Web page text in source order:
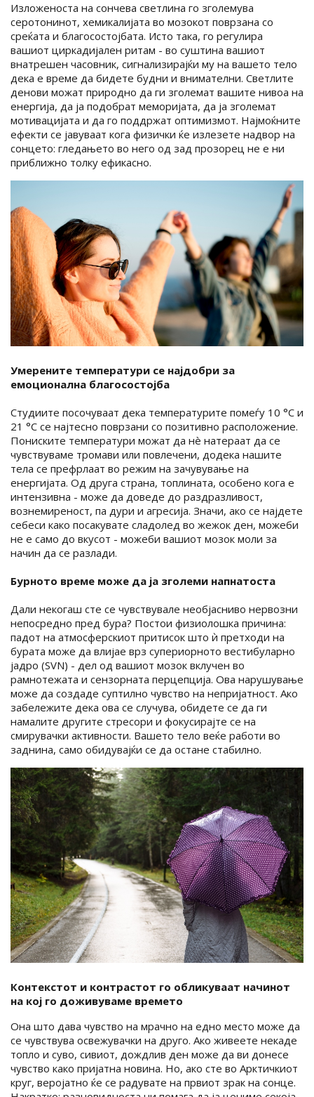
Изложеноста на сончева светлина го зголемува
серотонинот, хемикалијата во мозокот поврзана со
среќата и благосостојбата. Исто така, го регулира
вашиот циркадијален ритам - во суштина вашиот
внатрешен часовник, сигнализирајќи му на вашето тело
дека е време да бидете будни и внимателни. Светлите
денови можат природно да ги зголемат вашите нивоа на
енергија, да ја подобрат меморијата, да ја зголемат
мотивацијата и да го поддржат оптимизмот. Најмоќните
ефекти се јавуваат кога физички ќе излезете надвор на
сонцето: гледањето во него од зад прозорец не е ни
приближно толку ефикасно.
Умерените температури се најдобри за
емоционална благосостојба
Студиите посочуваат дека температурите помеѓу 10 °C и
21 °C се најтесно поврзани со позитивно расположение.
Пониските температури можат да нè натераат да се
чувствуваме тромави или повлечени, додека нашите
тела се префрлаат во режим на зачувување на
енергијата. Од друга страна, топлината, особено кога е
интензивна - може да доведе до раздразливост,
вознемиреност, па дури и агресија. Значи, ако се најдете
себеси како посакувате сладолед во жежок ден, можеби
не е само до вкусот - можеби вашиот мозок моли за
начин да се разлади.
Бурното време може да ја зголеми напнатоста
Дали некогаш сте се чувствувале необјасниво нервозни
непосредно пред бура? Постои физиолошка причина:
падот на атмосферскиот притисок што ѝ претходи на
бурата може да влијае врз супериорното вестибуларно
јадро (SVN) - дел од вашиот мозок вклучен во
рамнотежата и сензорната перцепција. Ова нарушување
може да создаде суптилно чувство на непријатност. Ако
забележите дека ова се случува, обидете се да ги
намалите другите стресори и фокусирајте се на
смирувачки активности. Вашето тело веќе работи во
заднина, само обидувајќи се да остане стабилно.
Контекстот и контрастот го обликуваат начинот
на кој го доживуваме времето
Она што дава чувство на мрачно на едно место може да
се чувствува освежувачки на друго. Ако живеете некаде
топло и суво, сивиот, дождлив ден може да ви донесе
чувство како пријатна новина. Но, ако сте во Арктичкиот
круг, веројатно ќе се радувате на првиот зрак на сонце.